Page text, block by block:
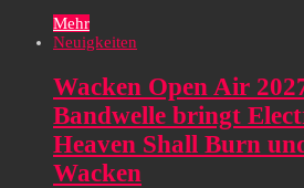
Mehr
Neuigkeiten
Wacken Open Air
Bandwelle bringt
Heaven Shall Burn
Wacken